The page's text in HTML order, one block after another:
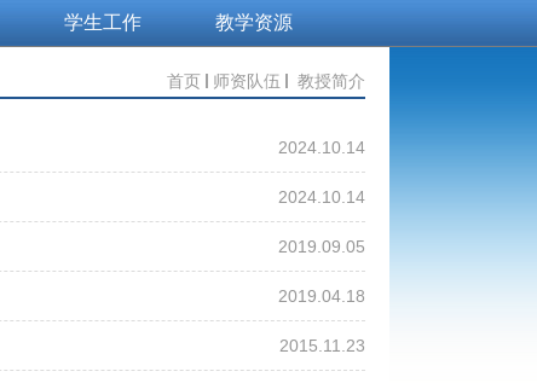
学生工作 教学资源
首页 师资队伍 教授简介
2024.10.14
2024.10.14
2019.09.05
2019.04.18
2015.11.23